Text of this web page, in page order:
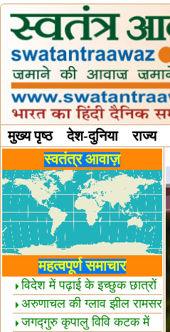
मुख्य पृष्ठ देश-दुनिया राज्य
विविध स्तंभस्वतंत्र आवाज़
महत्वपूर्ण समाचार
विदेश में पढ़ाई के इच्छुक छात्रों
केलिए खुशखबरी!
अरुणाचल की ग्लाव झील रामसर
स्थल घोषित
जगद्गुरु कृपालु विवि कटक में